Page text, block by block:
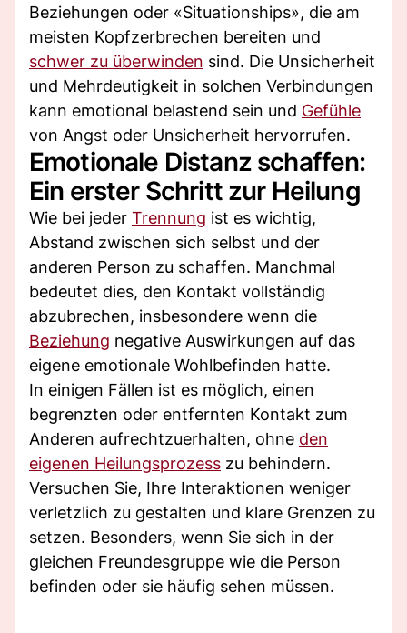
Beziehungen oder «Situationships», die am
meisten Kopfzerbrechen bereiten und
schwer zu überwinden sind. Die Unsicherheit
und Mehrdeutigkeit in solchen Verbindungen
kann emotional belastend sein und Gefühle
von Angst oder Unsicherheit hervorrufen.
Emotionale Distanz schaffen:
Ein erster Schritt zur Heilung
Wie bei jeder Trennung ist es wichtig,
Abstand zwischen sich selbst und der
anderen Person zu schaffen. Manchmal
bedeutet dies, den Kontakt vollständig
abzubrechen, insbesondere wenn die
Beziehung negative Auswirkungen auf das
eigene emotionale Wohlbefinden hatte.
In einigen Fällen ist es möglich, einen
begrenzten oder entfernten Kontakt zum
Anderen aufrechtzuerhalten, ohne den
eigenen Heilungsprozess zu behindern.
Versuchen Sie, Ihre Interaktionen weniger
verletzlich zu gestalten und klare Grenzen zu
setzen. Besonders, wenn Sie sich in der
gleichen Freundesgruppe wie die Person
befinden oder sie häufig sehen müssen.